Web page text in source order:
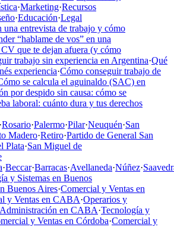
·Marketing·Recursos
·Educación·Legal
una entrevista de trabajo y cómo
“hablame de vos” en una
que te dejan afuera (y cómo
trabajo sin experiencia en Argentina·Qué
experiencia·Cómo conseguir trabajo de
se calcula el aguinaldo (SAC) en
por despido sin causa: cómo se
laboral: cuánto dura y tus derechos
·Rosario·Palermo·Pilar·Neuquén·San
Madero·Retiro·Partido de General San
Plata·San Miguel de
·Beccar·Barracas·Avellaneda·Núñez·
y Sistemas en Buenos
Buenos Aires·Comercial y Ventas en
y Ventas en CABA·Operarios y
Administración en CABA·Tecnología y
y Ventas en Córdoba·Comercial y